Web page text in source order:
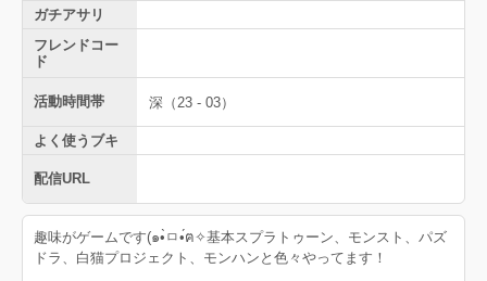
ガチアサリ
フレンドコー
ド
活動時間帯 深（23 - 03）
よく使うブキ
配信URL
趣味がゲームです(๑•̀ㅁ•́ฅ✧基本スプラトゥーン、モンスト、パズ
ドラ、白猫プロジェクト、モンハンと色々やってます！